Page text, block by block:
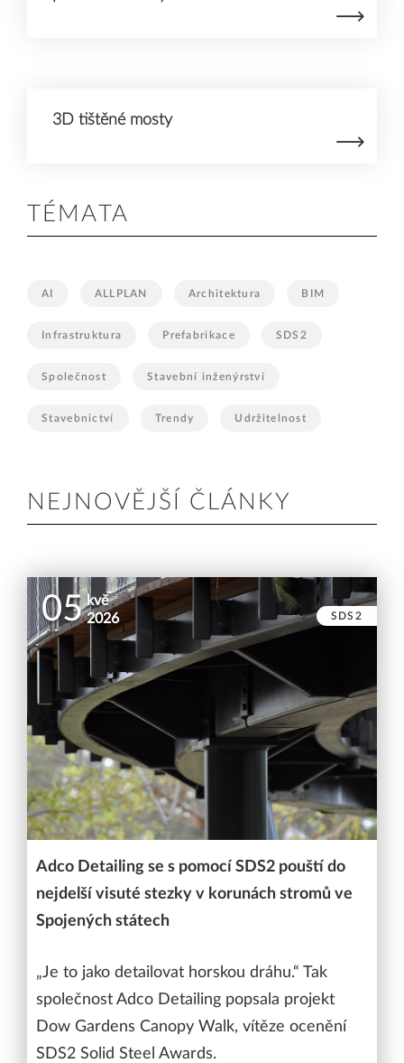
3D tištěné mosty
TÉMATA
AI ALLPLAN Architektura BIM
Infrastruktura Prefabrikace SDS2
Společnost Stavební inženýrství
Stavebnictví Trendy Udržitelnost
NEJNOVĚJŠÍ ČLÁNKY
05 kvě
2026
SDS2
Adco Detailing se s pomocí SDS2 pouští do
nejdelší visuté stezky v korunách stromů ve
Spojených státech
„Je to jako detailovat horskou dráhu.“ Tak
společnost Adco Detailing popsala projekt
Dow Gardens Canopy Walk, vítěze ocenění
SDS2 Solid Steel Awards.